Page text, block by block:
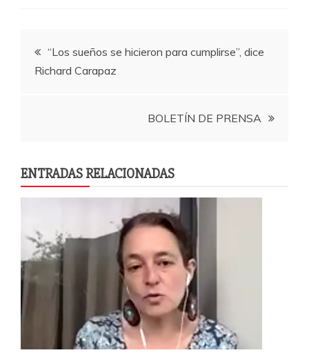
b
o
A
p
a
Navegación
“Los sueños se hicieron para cumplirse”, dice
Richard Carapaz
BOLETÍN DE PRENSA
ENTRADAS RELACIONADAS